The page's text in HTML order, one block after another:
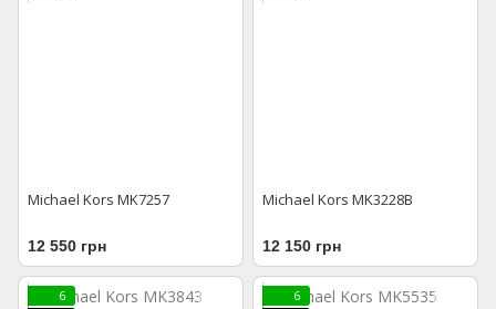
Michael Kors MK7257
12 550 грн
Michael Kors MK3228В
12 150 грн
6
6